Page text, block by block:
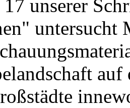
unserer
untersucht